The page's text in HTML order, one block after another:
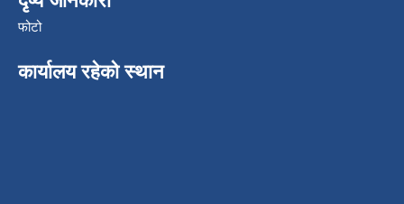
फोटो
कार्यालय रहेको स्थान